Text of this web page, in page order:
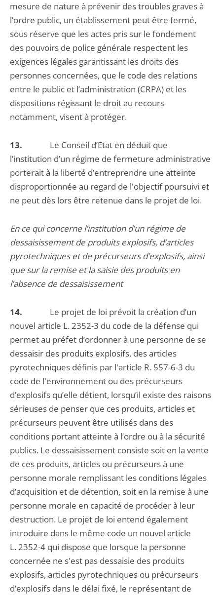
mesure de nature à prévenir des troubles graves à
l’ordre public, un établissement peut être fermé,
sous réserve que les actes pris sur le fondement
des pouvoirs de police générale respectent les
exigences légales garantissant les droits des
personnes concernées, que le code des relations
entre le public et l’administration (CRPA) et les
dispositions régissant le droit au recours
notamment, visent à protéger.
13. Le Conseil d’Etat en déduit que
l’institution d’un régime de fermeture administrative
porterait à la liberté d’entreprendre une atteinte
disproportionnée au regard de l'objectif poursuivi et
ne peut dès lors être retenue dans le projet de loi.
En ce qui concerne l’institution d’un régime de
dessaisissement de produits explosifs, d’articles
pyrotechniques et de précurseurs d’explosifs, ainsi
que sur la remise et la saisie des produits en
l’absence de dessaisissement
14. Le projet de loi prévoit la création d’un
nouvel article L. 2352-3 du code de la défense qui
permet au préfet d’ordonner à une personne de se
dessaisir des produits explosifs, des articles
pyrotechniques définis par l'article R. 557-6-3 du
code de l'environnement ou des précurseurs
d’explosifs qu’elle détient, lorsqu’il existe des raisons
sérieuses de penser que ces produits, articles et
précurseurs peuvent être utilisés dans des
conditions portant atteinte à l’ordre ou à la sécurité
publics. Le dessaisissement consiste soit en la vente
de ces produits, articles ou précurseurs à une
personne morale remplissant les conditions légales
d’acquisition et de détention, soit en la remise à une
personne morale en capacité de procéder à leur
destruction. Le projet de loi entend également
introduire dans le même code un nouvel article
L. 2352-4 qui dispose que lorsque la personne
concernée ne s'est pas dessaisie des produits
explosifs, articles pyrotechniques ou précurseurs
d’explosifs dans le délai fixé, le représentant de